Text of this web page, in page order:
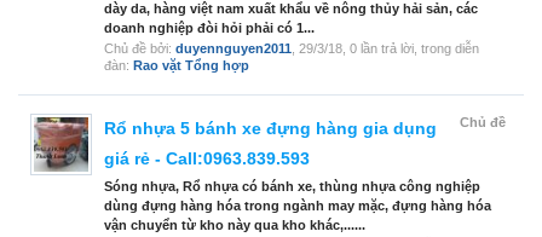
dày da, hàng việt nam xuất khẩu về nông thủy hải sản, các
doanh nghiệp đòi hỏi phải có 1...
Chủ đề bởi: duyennguyen2011 29/3/18 , 0 lần trả lời, trong diễn
đàn: Rao vặt Tổng hợp
Chủ đề
Rổ nhựa 5 bánh xe đựng hàng gia dụng
giá rẻ - Call:0963.839.593
Sóng nhựa, Rổ nhựa có bánh xe, thùng nhựa công nghiệp
dùng đựng hàng hóa trong ngành may mặc, đựng hàng hóa
vận chuyển từ kho này qua kho khác,......